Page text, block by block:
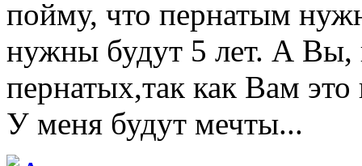
пойму, что пернатым
нужны будут 5 лет. А Вы,
пернатых,так как Вам
У меня будут мечты...